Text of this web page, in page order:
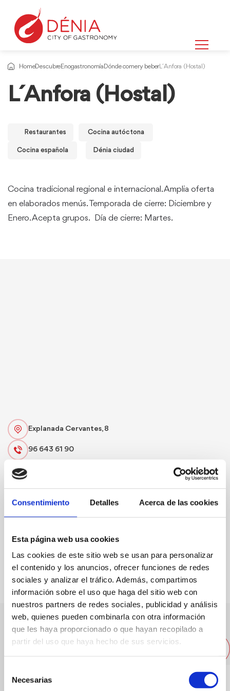
Consentimiento Detalles Acerca de las cookies
Esta página web usa cookies
Las cookies de este sitio web se usan para personalizar
el contenido y los anuncios, ofrecer funciones de redes
sociales y analizar el tráfico. Además, compartimos
información sobre el uso que haga del sitio web con
nuestros partners de redes sociales, publicidad y análisis
web, quienes pueden combinarla con otra información
que les haya proporcionado o que hayan recopilado a
partir del uso que haya hecho de sus servicios.
Necesarias
HomeDescubreEnogastronomía Dónde comer y beberL´Anfora (Hostal)
L´Anfora (Hostal)
Restaurantes Cocina autóctona
Cocina española Dénia ciudad
Cocina tradicional regional e internacional. Amplia oferta
en elaborados menús. Temporada de cierre: Diciembre y
Enero. Acepta grupos. Día de cierre: Martes.
FAVORITOS
Explanada Cervantes, 8
96 643 61 90
Especialidad:Arroces
Capacidad:65
Otros restaurantes cercanos